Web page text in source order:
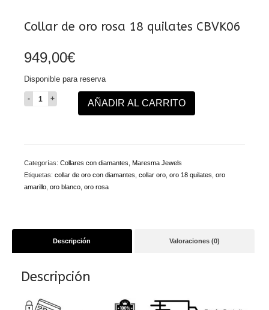
Collar de oro rosa 18 quilates CBVK06
949,00€
Disponible para reserva
Collar
de
CBVK06
cantidad
AÑADIR AL CARRITO
Categorías: Collares con diamantes Maresma Jewels
Etiquetas: collar de oro con diamantes collar oro oro 18 quilates oro
amarillo oro blanco oro rosa
Descripción Valoraciones (0)
Descripción